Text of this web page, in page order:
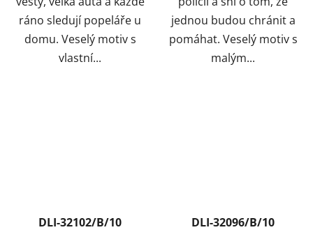
ráno sledují popeláře u
domu. Veselý motiv s
vlastní...
jednou budou chránit a
pomáhat. Veselý motiv s
malým...
DLI-32102/B/10
DLI-32096/B/10